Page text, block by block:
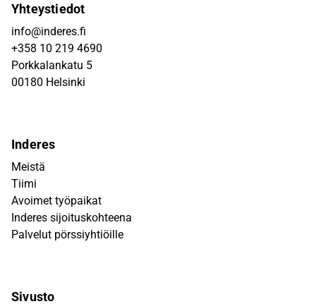
Yhteystiedot
info@inderes.fi
+358 10 219 4690
Porkkalankatu 5
00180 Helsinki
Inderes
Meistä
Tiimi
Avoimet työpaikat
Inderes sijoituskohteena
Palvelut pörssiyhtiöille
Sivusto